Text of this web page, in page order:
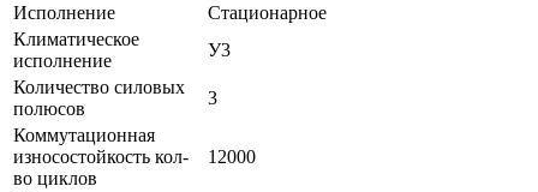
Исполнение
Стационарное
Климатическое
исполнение
У3
Количество силовых
полюсов
3
Коммутационная
износостойкость кол-
во циклов
12000